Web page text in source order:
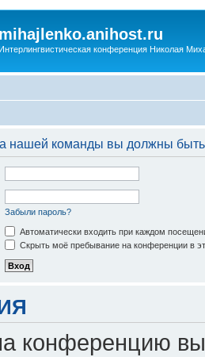
mihajlenko.anihost.ru
конференция Николая
нашей команды вы должны
Забыли пароль?
Автоматически входить при каждом
Скрыть моё пребывание на конференции в
конференцию